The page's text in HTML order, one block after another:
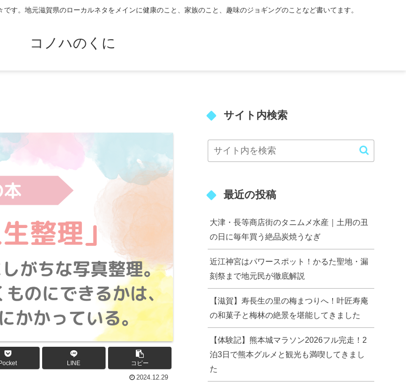
す。地元滋賀県のローカルネタをメインに健康のこと、家族のこと、趣味のジョギングのことなど書いてます。
コノハのくに
Pocket LINE コピー
2024.12.29
サイト内検索
最近の投稿
大津・長等商店街のタニムメ水産｜土用の丑
の日に毎年買う絶品炭焼うなぎ
近江神宮はパワースポット！かるた聖地・漏
刻祭まで地元民が徹底解説
【滋賀】寿長生の里の梅まつりへ！叶匠寿庵
の和菓子と梅林の絶景を堪能してきました
【体験記】熊本城マラソン2026フル完走！2
泊3日で熊本グルメと観光も満喫してきまし
た